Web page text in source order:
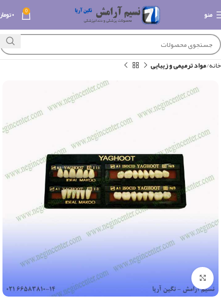
منو 0 ۰
خانه مواد ترمیمی و زیبایی
بزرگنمایی تصویر